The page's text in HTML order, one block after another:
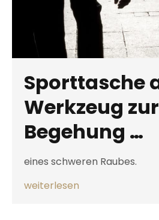
Sporttasche
Werkzeug zur
Begehung …
eines schweren Raubes.
weiterlesen